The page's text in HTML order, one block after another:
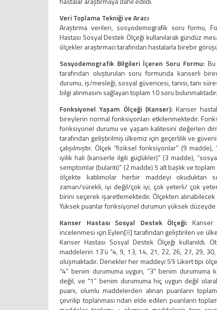
Veri Toplama Tekniği ve Aracı
Araştırma verileri, sosyodemografik soru formu,
Hastası Sosyal Destek Ölçeği kullanılarak gündüz
ölçekler araştırmacı tarafından hastalarla birebir
Sosyodemografik Bilgileri İçeren Soru Formu:
tarafından oluşturulan soru formunda kanserli
durumu, iş/mesleği, sosyal güvencesi, tanısı, tanı
bilgi alınmasını sağlayan toplam 10 soru
Fonksiyonel Yaşam Ölçeği (Kanser):Kanser
bireylerin normal fonksiyonları etkilenmektedir.
fonksiyonel durumu ve yaşam kalitesini değerlen
tarafından geliştirilmiş ülkemiz için geçerlilik ve
çalışılmıştır. Ölçek “fiziksel fonksiyonlar” (9
iyilik hali (kanserle ilgili güçlükler)” (3 madde),
semptomlar (bulantı)” (2 madde) 5 alt başlık ve
ölçekte katılımcılar herbir maddeyi
zaman/sürekli, iyi değil/çok iyi, çok yeterli/ çok
birini seçerek işaretlemektedir. Ölçekten
Yüksek puanlar fonksiyonel durumun yüksek
Kanser Hastası Sosyal Destek Ölçeği: Kanser
incelenmesi için Eylen[8] tarafından geliştirilen ve
Kanser Hastası Sosyal Destek Ölçeği kullanıldı.
maddelerin 13'ü “4, 9, 13, 14, 21, 22, 26, 27, 29,
oluşmaktadır. Denekler her maddeyi 5'li Likert tipi
“4” benim durumuma uygun, “3” benim durumuma
değil, ve “1” benim durumuma hiç uygun değil
puanı, olumlu maddelerden alınan puanların
çevrilip toplanması ndan elde edilen puanların